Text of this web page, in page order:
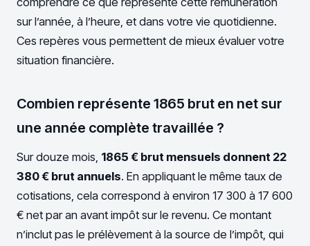
sur l’année, à l’heure, et dans votre vie quotidienne.
Ces repères vous permettent de mieux évaluer votre
situation financière.
Combien représente 1865 brut en net sur
une année complète travaillée ?
Sur douze mois, 1865 € brut mensuels donnent 22
380 € brut annuels. En appliquant le même taux de
cotisations, cela correspond à environ 17 300 à 17 600
€ net par an avant impôt sur le revenu. Ce montant
n’inclut pas le prélèvement à la source de l’impôt, qui